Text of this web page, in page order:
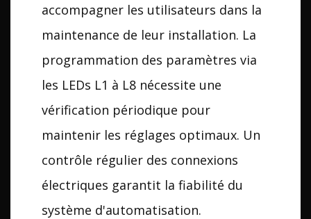
accompagner les utilisateurs dans la
maintenance de leur installation. La
programmation des paramètres via
les LEDs L1 à L8 nécessite une
vérification périodique pour
maintenir les réglages optimaux. Un
contrôle régulier des connexions
électriques garantit la fiabilité du
système d'automatisation.